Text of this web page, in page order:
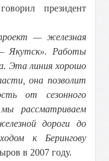
президент
— железная
Якутск». Работы
Эта линия хорошо
она позволит
от сезонного
рассматриваем
дороги до
к Берингову
в 2007 году.